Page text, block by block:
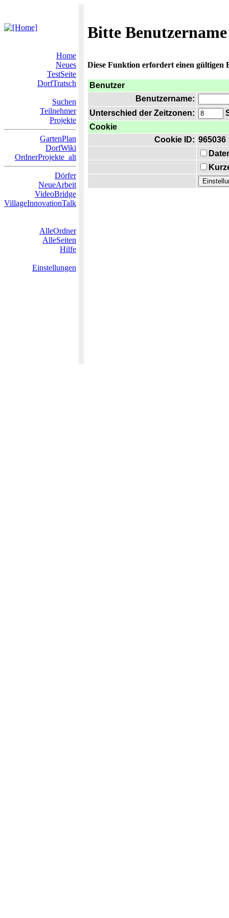
Bitte
Home
Neues
TestSeite
DorfTratsch
Suchen
Teilnehmer
Projekte
GartenPlan
DorfWiki
OrdnerProjekte_alt
Dörfer
NeueArbeit
VideoBridge
VillageInnovationTalk
AlleOrdner
AlleSeiten
Hilfe
Einstellungen
Diese Funktion erfordert einen gültigen
Benutzer
Benutzername:
Unterschied der Zeitzonen:
Cookie
Cookie ID: 965036